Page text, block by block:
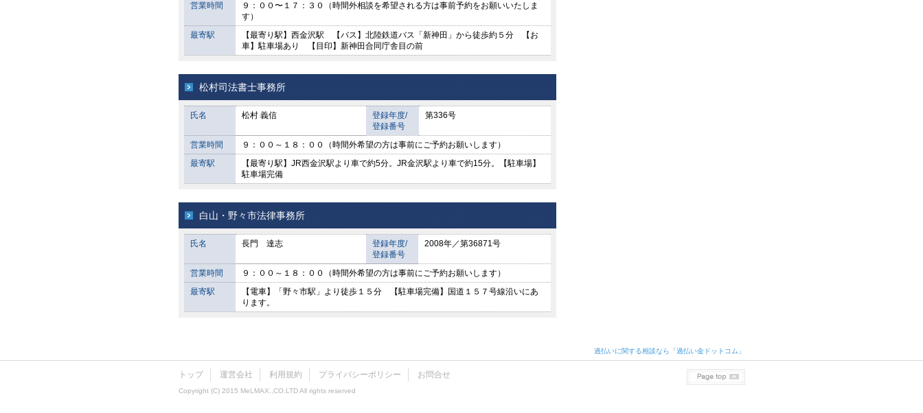
営業時間
９：００〜１７：３０（時間外相談を希望される方は事前予約をお願いいたしま
す）
最寄駅
【最寄り駅】西金沢駅 【バス】北陸鉄道バス「新神田」から徒歩約５分 【お
車】駐車場あり 【目印】新神田合同庁舎目の前
松村司法書士事務所
氏名 松村 義信
登録年度/
登録番号
第336号
営業時間
９：００～１８：００（時間外希望の方は事前にご予約お願いします）
最寄駅
【最寄り駅】JR西金沢駅より車で約5分。JR金沢駅より車で約15分。【駐車場】
駐車場完備
白山・野々市法律事務所
氏名 長門 達志
登録年度/
登録番号
2008年／第36871号
営業時間
９：００～１８：００（時間外希望の方は事前にご予約お願いします）
最寄駅
【電車】「野々市駅」より徒歩１５分 【駐車場完備】国道１５７号線沿いにあ
ります。
過払いに関する相談なら「過払い金ドットコム」
トップ 運営会社 利用規約 プライバシーポリシー お問合せ
Copyright (C) 2015 MeLMAX.,CO.LTD All rights reserved